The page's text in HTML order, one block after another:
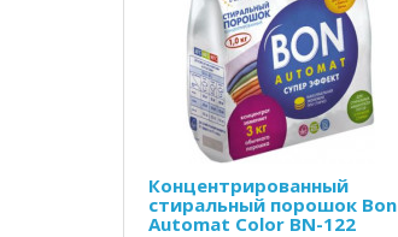
Концентрированный
стиральный порошок Bon
Automat Color BN-122